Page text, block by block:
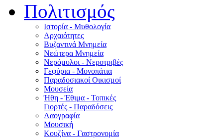
Πολιτισμός
Ιστορία - Μυθολογία
Αρχαιότητες
Βυζαντινά Μνημεία
Νεώτερα Μνημεία
Νερόμυλοι - Nεροτριβές
Γεφύρια - Μονοπάτια
Παραδοσιακοί Οικισμοί
Μουσεία
Ήθη - Έθιμα - Τοπικές
Γιορτές - Παραδόσεις
Λαογραφία
Μουσική
Κουζίνα - Γαστρονομία